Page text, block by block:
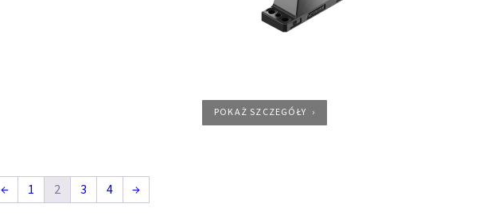
POKAŻ SZCZEGÓŁY
← 1 2 3 4 →